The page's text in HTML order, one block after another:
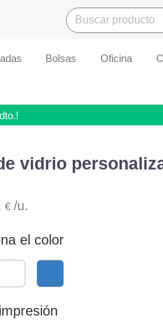
Bolsas Oficina
vidrio
€/u.
el color